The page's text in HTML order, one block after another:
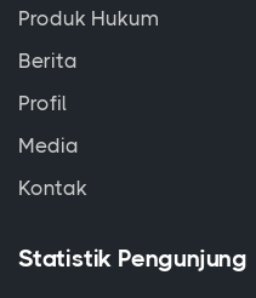
Produk Hukum
Berita
Profil
Media
Kontak
Statistik Pengunjung